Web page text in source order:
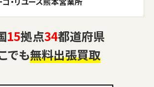
15拠点34都道府県
でも無料出張買取